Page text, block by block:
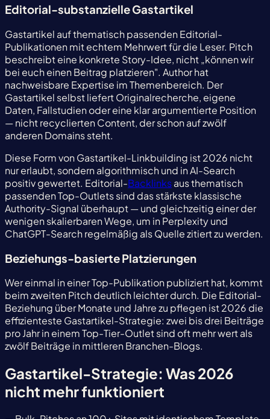
Editorial-substanzielle Gastartikel
Gastartikel auf thematisch passenden Editorial-
Publikationen mit echtem Mehrwert für die Leser. Pitch
beschreibt eine konkrete Story-Idee, nicht „können wir
bei euch einen Beitrag platzieren". Author hat
nachweisbare Expertise im Themenbereich. Der
Gastartikel selbst liefert Originalrecherche, eigene
Daten, Fallstudien oder eine klar argumentierte Position
— nicht recyclierten Content, der schon auf zwölf
anderen Domains steht.
Diese Form von Gastartikel-Linkbuilding ist 2026 nicht
nur erlaubt, sondern algorithmisch und in AI-Search
positiv gewertet. Editorial-Backlinksaus thematisch
passenden Top-Outlets sind das stärkste klassische
Authority-Signal überhaupt — und gleichzeitig einer der
wenigen skalierbaren Wege, um in Perplexity und
ChatGPT-Search regelmäßig als Quelle zitiert zu werden.
Beziehungs-basierte Platzierungen
Wer einmal in einer Top-Publikation publiziert hat, kommt
beim zweiten Pitch deutlich leichter durch. Die Editorial-
Beziehung über Monate und Jahre zu pflegen ist 2026 die
effizienteste Gastartikel-Strategie: zwei bis drei Beiträge
pro Jahr in einem Top-Tier-Outlet sind oft mehr wert als
zwölf Beiträge in mittleren Branchen-Blogs.
Gastartikel-Strategie: Was 2026
nicht mehr funktioniert